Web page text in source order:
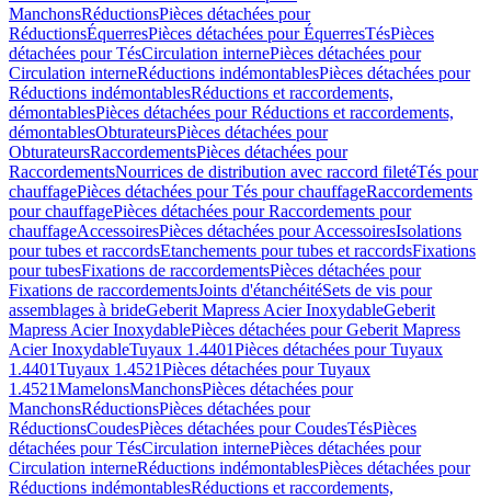
ManchonsRéductionsPièces détachées pour
RéductionsÉquerresPièces détachées pour ÉquerresTésPièces
détachées pour TésCirculation internePièces détachées pour
Circulation interneRéductions indémontablesPièces détachées pour
Réductions indémontablesRéductions et raccordements,
démontablesPièces détachées pour Réductions et raccordements,
démontablesObturateursPièces détachées pour
ObturateursRaccordementsPièces détachées pour
RaccordementsNourrices de distribution avec raccord filetéTés pour
chauffagePièces détachées pour Tés pour chauffageRaccordements
pour chauffagePièces détachées pour Raccordements pour
chauffageAccessoiresPièces détachées pour AccessoiresIsolations
pour tubes et raccordsEtanchements pour tubes et raccordsFixations
pour tubesFixations de raccordementsPièces détachées pour
Fixations de raccordementsJoints d'étanchéitéSets de vis pour
assemblages à brideGeberit Mapress Acier InoxydableGeberit
Mapress Acier InoxydablePièces détachées pour Geberit Mapress
Acier InoxydableTuyaux 1.4401Pièces détachées pour Tuyaux
1.4401Tuyaux 1.4521Pièces détachées pour Tuyaux
1.4521MamelonsManchonsPièces détachées pour
ManchonsRéductionsPièces détachées pour
RéductionsCoudesPièces détachées pour CoudesTésPièces
détachées pour TésCirculation internePièces détachées pour
Circulation interneRéductions indémontablesPièces détachées pour
Réductions indémontablesRéductions et raccordements,